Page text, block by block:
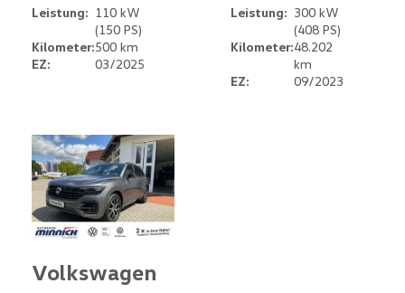
Leistung: 110 kW
(150 PS)
Kilometer:500 km
EZ:
03/2025
Leistung: 300 kW
(408 PS)
Kilometer:48.202
km
EZ:
09/2023
Volkswagen